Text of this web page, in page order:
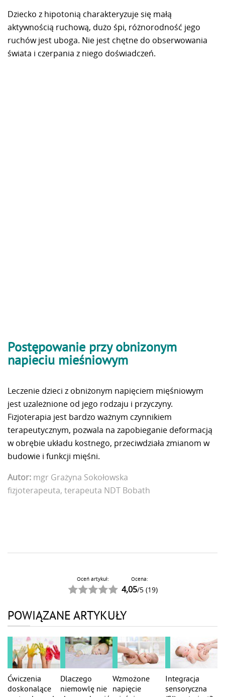
Dziecko z hipotonią charakteryzuje się małą
aktywnością ruchową, dużo śpi, różnorodność jego
ruchów jest uboga. Nie jest chętne do obserwowania
świata i czerpania z niego doświadczeń.
Postępowanie przy obnizonym
napieciu mieśniowym
Leczenie dzieci z obniżonym napięciem mięśniowym
jest uzależnione od jego rodzaju i przyczyny.
Fizjoterapia jest bardzo ważnym czynnikiem
terapeutycznym, pozwala na zapobieganie deformacją
w obrębie układu kostnego, przeciwdziała zmianom w
budowie i funkcji mięśni.
Autor: mgr Grażyna Sokołowska
fizjoterapeuta, terapeuta NDT Bobath
Oceń artykuł: Ocena:
4,05/5(19)
POWIĄZANE ARTYKUŁY
Ćwiczenia
doskonalące
Dlaczego
niemowlę nie
Wzmożone
napięcie
Integracja
sensoryczna